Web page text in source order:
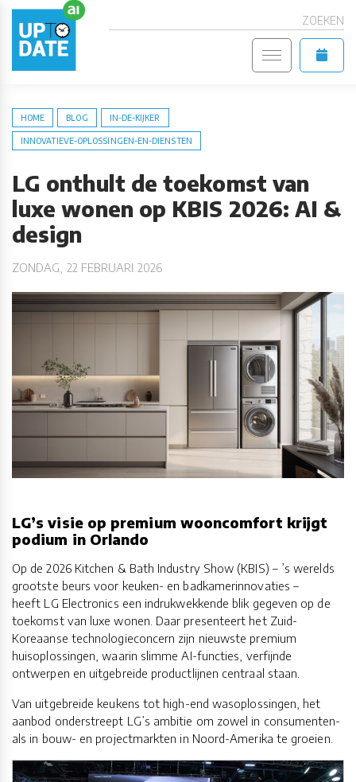
ZOEKEN
HOME BLOG IN-DE-KIJKER
INNOVATIEVE-OPLOSSINGEN-EN-DIENSTEN
LG onthult de toekomst van
luxe wonen op KBIS 2026: AI &
design
ZONDAG, 22 FEBRUARI 2026
LG’s visie op premium wooncomfort krijgt
podium in Orlando
Op de 2026 Kitchen & Bath Industry Show (KBIS) – ’s werelds
grootste beurs voor keuken- en badkamerinnovaties –
heeft LG Electronics een indrukwekkende blik gegeven op de
toekomst van luxe wonen. Daar presenteert het Zuid-
Koreaanse technologieconcern zijn nieuwste premium
huisoplossingen, waarin slimme AI-functies, verfijnde
ontwerpen en uitgebreide productlijnen centraal staan.
Van uitgebreide keukens tot high-end wasoplossingen, het
aanbod onderstreept LG’s ambitie om zowel in consumenten-
als in bouw- en projectmarkten in Noord-Amerika te groeien.